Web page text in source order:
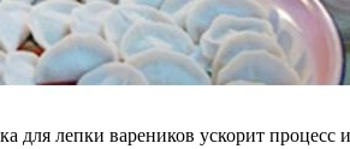
для лепки вареников ускорит процесс